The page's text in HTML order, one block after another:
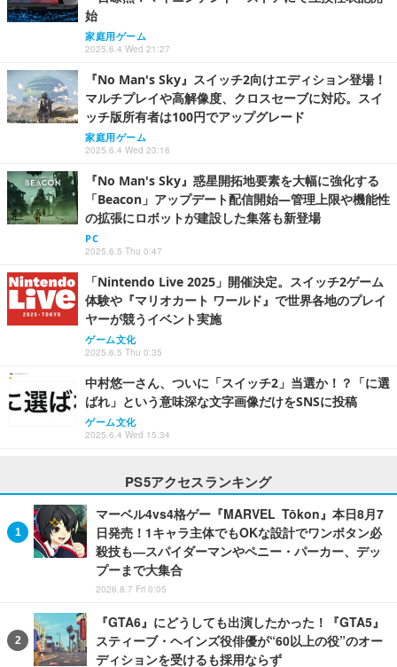
始
家庭用ゲーム
2025.6.4 Wed 21:27
『No Man's Sky』スイッチ2向けエディション登場！
マルチプレイや高解像度、クロスセーブに対応。スイ
ッチ版所有者は100円でアップグレード
家庭用ゲーム
2025.6.4 Wed 23:16
『No Man's Sky』惑星開拓地要素を大幅に強化する
「Beacon」アップデート配信開始―管理上限や機能性
の拡張にロボットが建設した集落も新登場
PC
2025.6.5 Thu 0:47
「Nintendo Live 2025」開催決定。スイッチ2ゲーム
体験や『マリオカート ワールド』で世界各地のプレイ
ヤーが競うイベント実施
ゲーム文化
2025.6.5 Thu 0:35
中村悠一さん、ついに「スイッチ2」当選か！？「に選
ばれ」という意味深な文字画像だけをSNSに投稿
ゲーム文化
2025.6.4 Wed 15:34
PS5アクセスランキング
マーベル4vs4格ゲー『MARVEL Tōkon』本日8月7
日発売！1キャラ主体でもOKな設計でワンボタン必
殺技も―スパイダーマンやペニー・パーカー、デッ
プーまで大集合
2026.8.7 Fri 0:05
『GTA6』にどうしても出演したかった！『GTA5』
スティーブ・ヘインズ役俳優が“60以上の役”のオー
ディションを受けるも採用ならず